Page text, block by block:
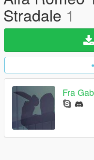
Stradale 1
Fra